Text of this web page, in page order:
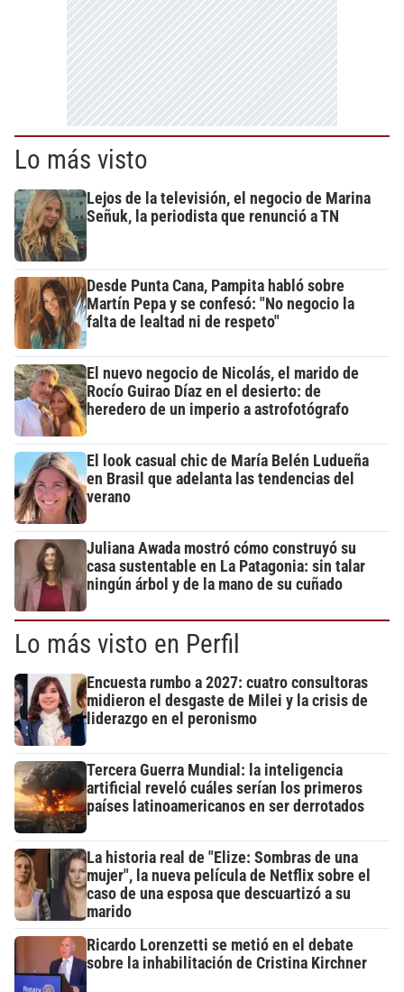
Lo más visto
Lejos de la televisión, el negocio de Marina
Señuk, la periodista que renunció a TN
Desde Punta Cana, Pampita habló sobre
Martín Pepa y se confesó: "No negocio la
falta de lealtad ni de respeto"
El nuevo negocio de Nicolás, el marido de
Rocío Guirao Díaz en el desierto: de
heredero de un imperio a astrofotógrafo
El look casual chic de María Belén Ludueña
en Brasil que adelanta las tendencias del
verano
Juliana Awada mostró cómo construyó su
casa sustentable en La Patagonia: sin talar
ningún árbol y de la mano de su cuñado
Lo más visto en Perfil
Encuesta rumbo a 2027: cuatro consultoras
midieron el desgaste de Milei y la crisis de
liderazgo en el peronismo
Tercera Guerra Mundial: la inteligencia
artificial reveló cuáles serían los primeros
países latinoamericanos en ser derrotados
La historia real de "Elize: Sombras de una
mujer", la nueva película de Netflix sobre el
caso de una esposa que descuartizó a su
marido
Ricardo Lorenzetti se metió en el debate
sobre la inhabilitación de Cristina Kirchner